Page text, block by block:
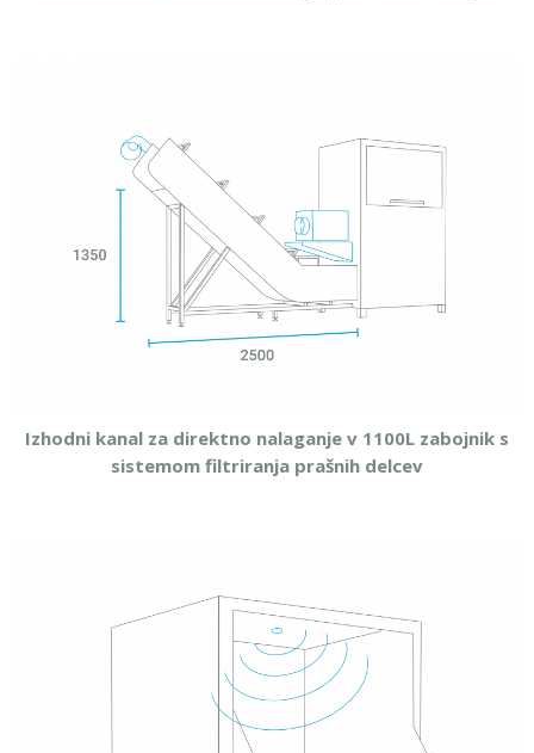
Izhodni kanal za direktno nalaganje v 1100L zabojnik s
sistemom filtriranja prašnih delcev